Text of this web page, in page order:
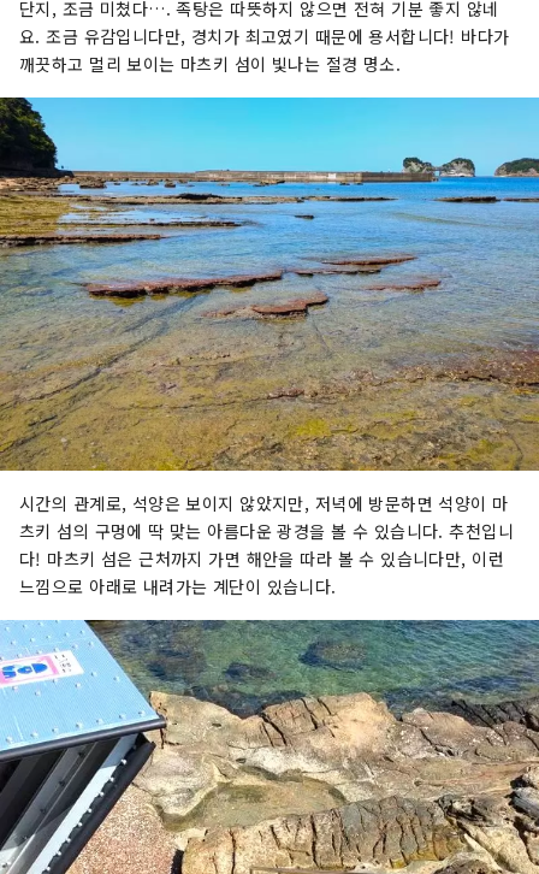
단지, 조금 미쳤다…. 족탕은 따뜻하지 않으면 전혀 기분 좋지 않네
요. 조금 유감입니다만, 경치가 최고였기 때문에 용서합니다! 바다가
깨끗하고 멀리 보이는 마츠키 섬이 빛나는 절경 명소.
시간의 관계로, 석양은 보이지 않았지만, 저녁에 방문하면 석양이 마
츠키 섬의 구멍에 딱 맞는 아름다운 광경을 볼 수 있습니다. 추천입니
다! 마츠키 섬은 근처까지 가면 해안을 따라 볼 수 있습니다만, 이런
느낌으로 아래로 내려가는 계단이 있습니다.